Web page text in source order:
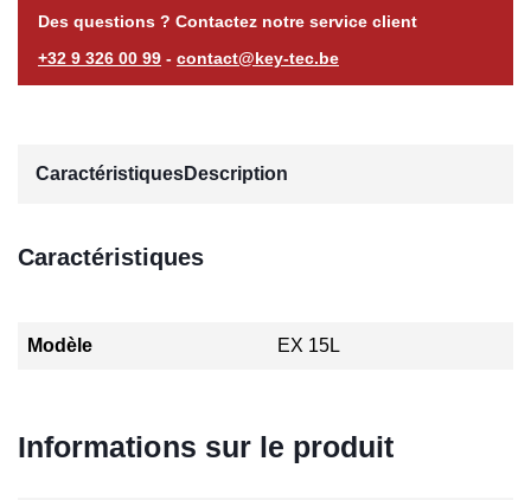
Des questions ? Contactez notre service client
+32 9 326 00 99 - contact@key-tec.be
CaractéristiquesDescription
Caractéristiques
Modèle EX 15L
Informations sur le produit